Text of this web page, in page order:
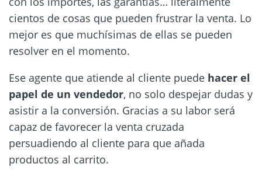
cientos de cosas que pueden frustrar la venta. Lo
mejor es que muchísimas de ellas se pueden
resolver en el momento.
Ese agente que atiende al cliente puede hacer el
papel de un vendedor, no solo despejar dudas y
asistir a la conversión. Gracias a su labor será
capaz de favorecer la venta cruzada
persuadiendo al cliente para que añada
productos al carrito.